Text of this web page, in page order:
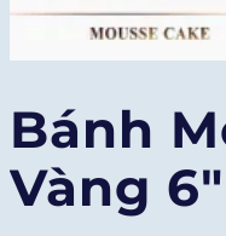
Bánh
Vàng 6″